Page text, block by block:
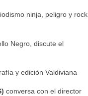
ninja, peligro y rock
Negro, discute el
y edición Valdiviana
conversa con el director